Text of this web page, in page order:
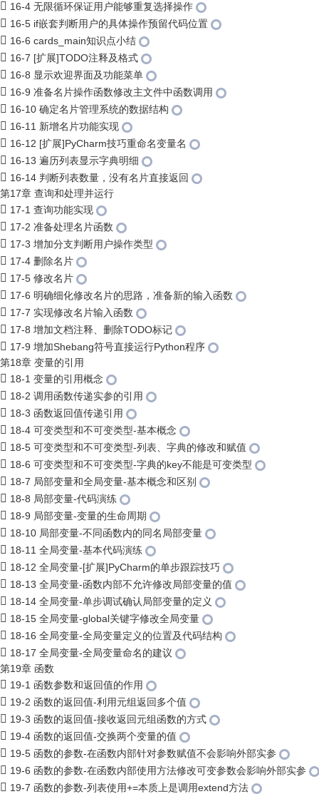
16-4 无限循环保证用户能够重复选择操作
16-5 if嵌套判断用户的具体操作预留代码位置
16-6 cards_main知识点小结
16-7 [扩展]TODO注释及格式
16-8 显示欢迎界面及功能菜单
16-9 准备名片操作函数修改主文件中函数调用
16-10 确定名片管理系统的数据结构
16-11 新增名片功能实现
16-12 [扩展]PyCharm技巧重命名变量名
16-13 遍历列表显示字典明细
16-14 判断列表数量，没有名片直接返回
第17章 查询和处理并运行
17-1 查询功能实现
17-2 准备处理名片函数
17-3 增加分支判断用户操作类型
17-4 删除名片
17-5 修改名片
17-6 明确细化修改名片的思路，准备新的输入函数
17-7 实现修改名片输入函数
17-8 增加文档注释、删除TODO标记
17-9 增加Shebang符号直接运行Python程序
第18章 变量的引用
18-1 变量的引用概念
18-2 调用函数传递实参的引用
18-3 函数返回值传递引用
18-4 可变类型和不可变类型-基本概念
18-5 可变类型和不可变类型-列表、字典的修改和赋值
18-6 可变类型和不可变类型-字典的key不能是可变类型
18-7 局部变量和全局变量-基本概念和区别
18-8 局部变量-代码演练
18-9 局部变量-变量的生命周期
18-10 局部变量-不同函数内的同名局部变量
18-11 全局变量-基本代码演练
18-12 全局变量-[扩展]PyCharm的单步跟踪技巧
18-13 全局变量-函数内部不允许修改局部变量的值
18-14 全局变量-单步调试确认局部变量的定义
18-15 全局变量-global关键字修改全局变量
18-16 全局变量-全局变量定义的位置及代码结构
18-17 全局变量-全局变量命名的建议
第19章 函数
19-1 函数参数和返回值的作用
19-2 函数的返回值-利用元组返回多个值
19-3 函数的返回值-接收返回元组函数的方式
19-4 函数的返回值-交换两个变量的值
19-5 函数的参数-在函数内部针对参数赋值不会影响外部实参
19-6 函数的参数-在函数内部使用方法修改可变参数会影响外部实参
19-7 函数的参数-列表使用+=本质上是调用extend方法